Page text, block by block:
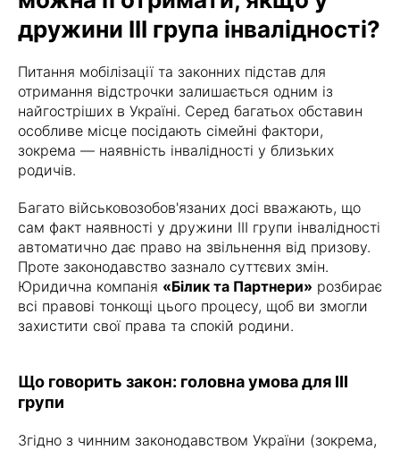
дружини ІІІ група інвалідності?
Питання мобілізації та законних підстав для
отримання відстрочки залишається одним із
найгостріших в Україні. Серед багатьох обставин
особливе місце посідають сімейні фактори,
зокрема — наявність інвалідності у близьких
родичів.
Багато військовозобов'язаних досі вважають, що
сам факт наявності у дружини ІІІ групи інвалідності
автоматично дає право на звільнення від призову.
Проте законодавство зазнало суттєвих змін.
Юридична компанія «Білик та Партнери» розбирає
всі правові тонкощі цього процесу, щоб ви змогли
захистити свої права та спокій родини.
Що говорить закон: головна умова для ІІІ
групи
Згідно з чинним законодавством України (зокрема,